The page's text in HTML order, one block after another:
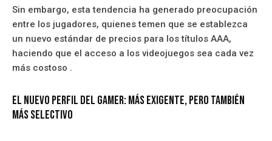
Sin embargo, esta tendencia ha generado preocupación
entre los jugadores, quienes temen que se establezca
un nuevo estándar de precios para los títulos AAA,
haciendo que el acceso a los videojuegos sea cada vez
más costoso .
El nuevo perfil del gamer: más exigente, pero también
más selectivo